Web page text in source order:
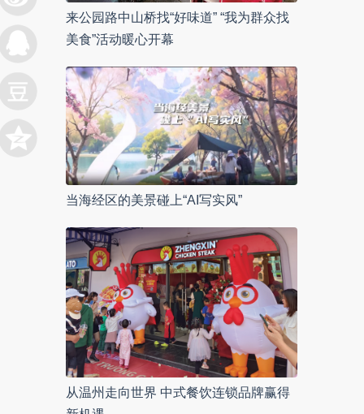
来公园路中山桥找“好味道” “我为群众找
美食”活动暖心开幕
当海经区的美景碰上“AI写实风”
从温州走向世界 中式餐饮连锁品牌赢得